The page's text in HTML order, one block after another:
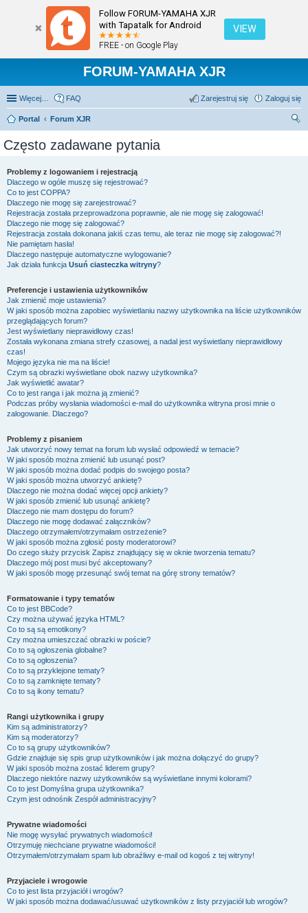
Follow FORUM-YAMAHA XJR
with Tapatalk for Android
FREE - on Google Play
VIEW
FORUM-YAMAHA XJR
Więcej… FAQ Zaloguj się
Zarejestruj się
Portal
Forum XJR
Często zadawane pytania
Problemy z logowaniem i rejestracją
Dlaczego w ogóle muszę się rejestrować?
Co to jest COPPA?
Dlaczego nie mogę się zarejestrować?
Rejestracja została przeprowadzona poprawnie, ale nie mogę się zalogować!
Dlaczego nie mogę się zalogować?
Rejestracja została dokonana jakiś czas temu, ale teraz nie mogę się zalogować?!
Nie pamiętam hasła!
Dlaczego następuje automatyczne wylogowanie?
Jak działa funkcja Usuń ciasteczka witryny?
Preferencje i ustawienia użytkowników
Jak zmienić moje ustawienia?
W jaki sposób można zapobiec wyświetlaniu nazwy użytkownika na liście użytkowników
przeglądających forum?
Jest wyświetlany nieprawidłowy czas!
Została wykonana zmiana strefy czasowej, a nadal jest wyświetlany nieprawidłowy
czas!
Mojego języka nie ma na liście!
Czym są obrazki wyświetlane obok nazwy użytkownika?
Jak wyświetlić awatar?
Co to jest ranga i jak można ją zmienić?
Podczas próby wysłania wiadomości e-mail do użytkownika witryna prosi mnie o
zalogowanie. Dlaczego?
Problemy z pisaniem
Jak utworzyć nowy temat na forum lub wysłać odpowiedź w temacie?
W jaki sposób można zmienić lub usunąć post?
W jaki sposób można dodać podpis do swojego posta?
W jaki sposób można utworzyć ankietę?
Dlaczego nie można dodać więcej opcji ankiety?
W jaki sposób zmienić lub usunąć ankietę?
Dlaczego nie mam dostępu do forum?
Dlaczego nie mogę dodawać załączników?
Dlaczego otrzymałem/otrzymałam ostrzeżenie?
W jaki sposób można zgłosić posty moderatorowi?
Do czego służy przycisk Zapisz znajdujący się w oknie tworzenia tematu?
Dlaczego mój post musi być akceptowany?
W jaki sposób mogę przesunąć swój temat na górę strony tematów?
Formatowanie i typy tematów
Co to jest BBCode?
Czy można używać języka HTML?
Co to są są emotikony?
Czy można umieszczać obrazki w poście?
Co to są ogłoszenia globalne?
Co to są ogłoszenia?
Co to są przyklejone tematy?
Co to są zamknięte tematy?
Co to są ikony tematu?
Rangi użytkownika i grupy
Kim są administratorzy?
Kim są moderatorzy?
Co to są grupy użytkowników?
Gdzie znajduje się spis grup użytkowników i jak można dołączyć do grupy?
W jaki sposób można zostać liderem grupy?
Dlaczego niektóre nazwy użytkowników są wyświetlane innymi kolorami?
Co to jest Domyślna grupa użytkownika?
Czym jest odnośnik Zespół administracyjny?
Prywatne wiadomości
Nie mogę wysyłać prywatnych wiadomości!
Otrzymuję niechciane prywatne wiadomości!
Otrzymałem/otrzymałam spam lub obraźliwy e-mail od kogoś z tej witryny!
Przyjaciele i wrogowie
Co to jest lista przyjaciół i wrogów?
W jaki sposób można dodawać/usuwać użytkowników z listy przyjaciół lub wrogów?